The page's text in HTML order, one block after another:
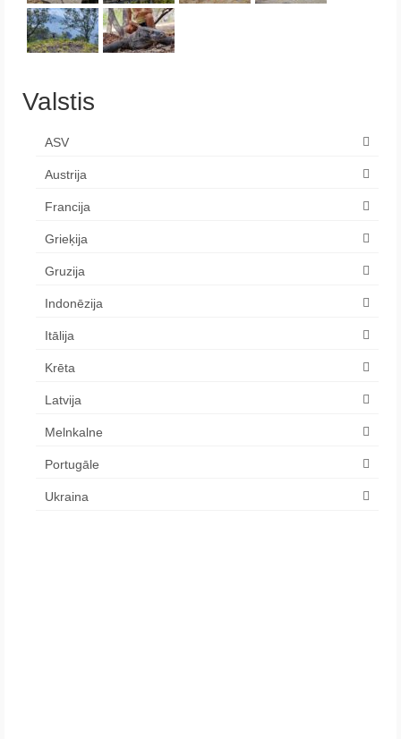
Valstis
ASV
Austrija
Francija
Grieķija
Gruzija
Indonēzija
Itālija
Krēta
Latvija
Melnkalne
Portugāle
Ukraina